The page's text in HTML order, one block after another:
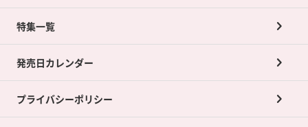
ネット買取について
買取承諾書について
ポイントカードTOP
ポイント交換景品
特集一覧
発売日カレンダー
プライバシーポリシー